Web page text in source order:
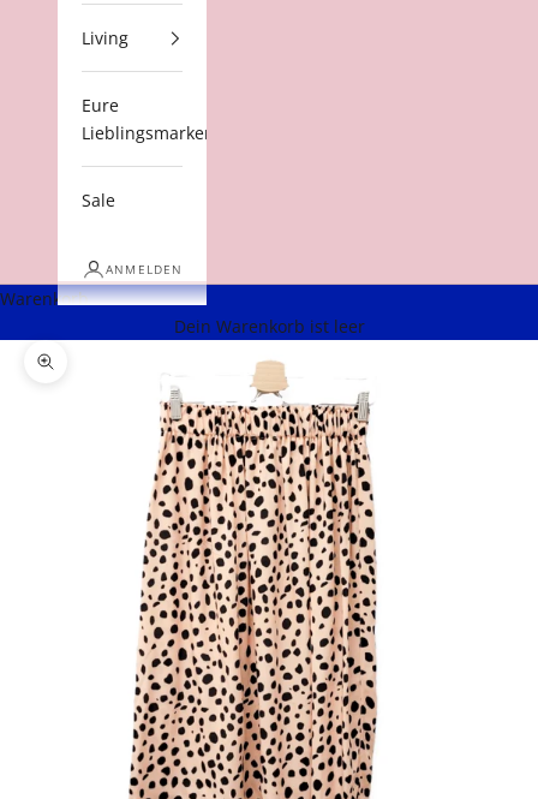
Living
Eure
Lieblingsmarken
Sale
ANMELDEN
Warenkorb
Dein Warenkorb ist leer
Bild vergrößern